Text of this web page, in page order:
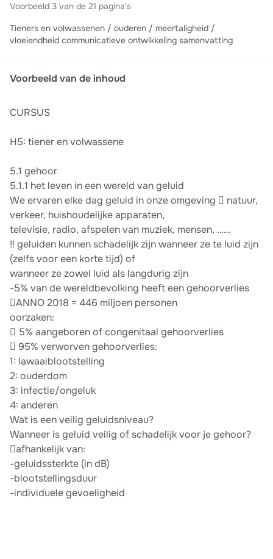
Voorbeeld 3 van de 21 pagina's
Tieners en volwassenen / ouderen / meertaligheid /
vloeiendheid communicatieve ontwikkeling samenvatting
Voorbeeld van de inhoud
CURSUS
H5: tiener en volwassene
5.1 gehoor
5.1.1 het leven in een wereld van geluid
We ervaren elke dag geluid in onze omgeving  natuur,
verkeer, huishoudelijke apparaten,
televisie, radio, afspelen van muziek, mensen, ……
!! geluiden kunnen schadelijk zijn wanneer ze te luid zijn
(zelfs voor een korte tijd) of
wanneer ze zowel luid als langdurig zijn
-5% van de wereldbevolking heeft een gehoorverlies
ANNO 2018 = 446 miljoen personen
oorzaken:
 5% aangeboren of congenitaal gehoorverlies
 95% verworven gehoorverlies:
1: lawaaiblootstelling
2: ouderdom
3: infectie/ongeluk
4: anderen
Wat is een veilig geluidsniveau?
Wanneer is geluid veilig of schadelijk voor je gehoor?
afhankelijk van:
-geluidssterkte (in dB)
-blootstellingsduur
-individuele gevoeligheid